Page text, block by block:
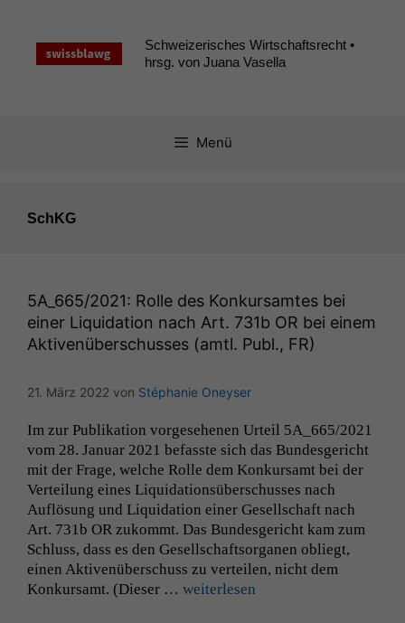
springen
Schweizerisches Wirtschaftsrecht •
hrsg. von Juana Vasella
Menü
SchKG
5A_665/2021: Rolle des Konkursamtes bei
einer Liquidation nach Art. 731b OR bei einem
Aktivenüberschusses (amtl. Publ., FR)
21. März 2022 von Stéphanie Oneyser
Im zur Pub­lika­tion vorge­se­henen Urteil 5A_665/2021
vom 28. Jan­u­ar 2021 befasste sich das Bun­des­gericht
mit der Frage, welche Rolle dem Konkur­samt bei der
Verteilung eines Liq­ui­da­tion­süber­schuss­es nach
Auflö­sung und Liq­ui­da­tion ein­er Gesellschaft nach
Art. 731b OR zukommt. Das Bun­des­gericht kam zum
Schluss, dass es den Gesellschaft­sor­ga­nen obliegt,
einen Aktivenüber­schuss zu verteilen, nicht dem
Konkur­samt. (Dieser … weit­er­lesen